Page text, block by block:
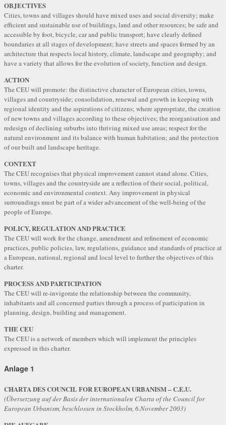
OBJECTIVES
Cities, towns and villages should have mixed uses and social diversity; make
efficient and sustainable use of buildings, land and other resources; be safe and
accessible by foot, bicycle, car and public transport; have clearly defined
boundaries at all stages of development; have streets and spaces formed by an
architecture that respects local history, climate, landscape and geography; and
have a variety that allows for the evolution of society, function and design.
ACTION
The CEU will promote: the distinctive character of European cities, towns,
villages and countryside; consolidation, renewal and growth in keeping with
regional identity and the aspirations of citizens; where appropriate, the creation
of new towns and villages according to these objectives; the reorganisation and
redesign of declining suburbs into thriving mixed use areas; respect for the
natural environment and its balance with human habitation; and the protection
of our built and landscape heritage.
CONTEXT
The CEU recognises that physical improvement cannot stand alone. Cities,
towns, villages and the countryside are a reflection of their social, political,
economic and environmental context. Any improvement in physical
surroundings must be part of a wider advancement of the well-being of the
people of Europe.
POLICY, REGULATION AND PRACTICE
The CEU will work for the change, amendment and refinement of economic
practices, public policies, law, regulations, guidance and standards of practice at
a European, national, regional and local level to further the objectives of this
charter.
PROCESS AND PARTICIPATION
The CEU will re-invigorate the relationship between the community,
inhabitants and all concerned parties through a process of participation in
planning, design, building and management.
THE CEU
The CEU is a network of members which will implement the principles
expressed in this charter.
Anlage 1
CHARTA DES COUNCIL FOR EUROPEAN URBANISM – C.E.U.
(Übersetzung auf der Basis der internationalen Charta of the Council for
European Urbanism, beschlossen in Stockholm, 6.November 2003)